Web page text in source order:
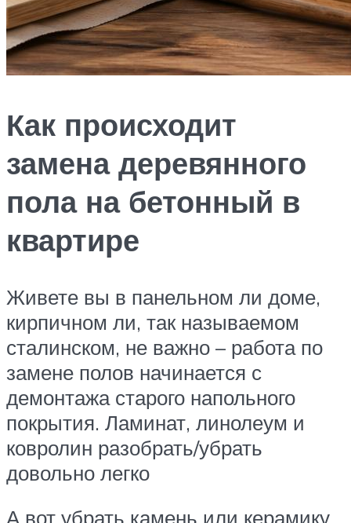
Как происходит
замена деревянного
пола на бетонный в
квартире
Живете вы в панельном ли доме,
кирпичном ли, так называемом
сталинском, не важно – работа по
замене полов начинается с
демонтажа старого напольного
покрытия. Ламинат, линолеум и
ковролин разобрать/убрать
довольно легко
А вот убрать камень или керамику